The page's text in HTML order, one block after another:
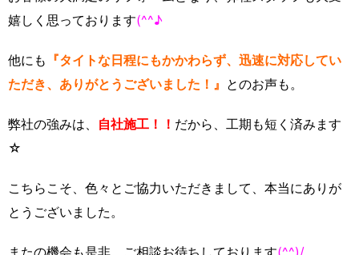
嬉しく思っております(^^♪
他にも 『タイトな日程にもかかわらず、迅速に対応してい
ただき、ありがとうございました！』 とのお声も。
弊社の強みは、 自社施工！！ だから、工期も短く済みます
☆
こちらこそ、色々とご協力いただきまして、本当にありが
とうございました。
またの機会も是非、ご相談お待ちしております(^^)/